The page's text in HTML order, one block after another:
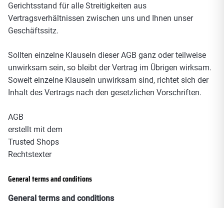
Gerichtsstand für alle Streitigkeiten aus
Vertragsverhältnissen zwischen uns und Ihnen unser
Geschäftssitz.
Sollten einzelne Klauseln dieser AGB ganz oder teilweise
unwirksam sein, so bleibt der Vertrag im Übrigen wirksam.
Soweit einzelne Klauseln unwirksam sind, richtet sich der
Inhalt des Vertrags nach den gesetzlichen Vorschriften.
AGB
erstellt mit dem
Trusted Shops
Rechtstexter
General terms and conditions
General terms and conditions